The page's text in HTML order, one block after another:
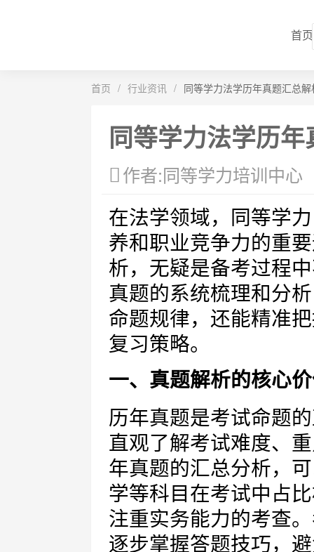
首页
首页 / 行业资讯 / 同等学力法学历年真题汇总解
同等学力法学历
作者:同等学力培训中心
在法学领域，同等学
养和职业竞争力的重
析，无疑是备考过程
真题的系统梳理和分
命题规律，还能精准
复习策略。
一、真题解析的核心
历年真题是考试命题
直观了解考试难度、
年真题的汇总分析，
学等科目在考试中占
注重实务能力的考查
逐步掌握答题技巧，